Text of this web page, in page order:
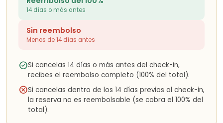
Cómo llegar
Internacional Juan Santamaría (SJO) en San José. Desde allí,
existen varias opciones para llegar al Caribe Sur:
• Vuelos privados charter
• Transporte privado puerta a puerta
• Transporte compartido
• Carro de alquiler
Podemos ayudarte a coordinar cualquiera de estas opciones
14 días o más antes
Sin reembolso
Menos de 14 días antes
check_circleSi cancelas 14 días o más antes del check-in,
recibes el reembolso completo (100% del total).
cancelSi cancelas dentro de los 14 días previos al check-in,
la reserva no es reembolsable (se cobra el 100% del
total).